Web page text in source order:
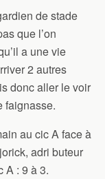
de stade
que l’on
a une vie
2 autres
donc aller le voir
faignasse.
au cic A face à
adri buteur
A : 9 à 3.